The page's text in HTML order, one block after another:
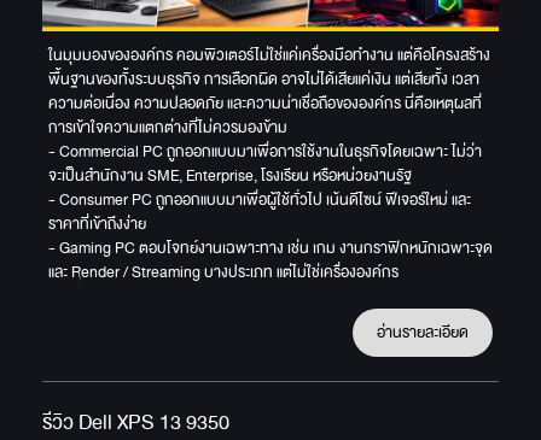
ในมุมมองขององค์กร คอมพิวเตอร์ไม่ใช่แค่เครื่องมือทำงาน แต่คือโครงสร้าง
พื้นฐานของทั้งระบบธุรกิจ การเลือกผิด อาจไม่ได้เสียแค่เงิน แต่เสียทั้ง เวลา
ความต่อเนื่อง ความปลอดภัย และความน่าเชื่อถือขององค์กร นี่คือเหตุผลที่
การเข้าใจความแตกต่างที่ไม่ควรมองข้าม
- Commercial PC ถูกออกแบบมาเพื่อการใช้งานในธุรกิจโดยเฉพาะ ไม่ว่า
จะเป็นสำนักงาน SME, Enterprise, โรงเรียน หรือหน่วยงานรัฐ
- Consumer PC ถูกออกแบบมาเพื่อผู้ใช้ทั่วไป เน้นดีไซน์ ฟีเจอร์ใหม่ และ
ราคาที่เข้าถึงง่าย
- Gaming PC ตอบโจทย์งานเฉพาะทาง เช่น เกม งานกราฟิกหนักเฉพาะจุด
และ Render / Streaming บางประเภท แต่ไม่ใช่เครื่ององค์กร
อ่านรายละเอียด
รีวิว Dell XPS 13 9350